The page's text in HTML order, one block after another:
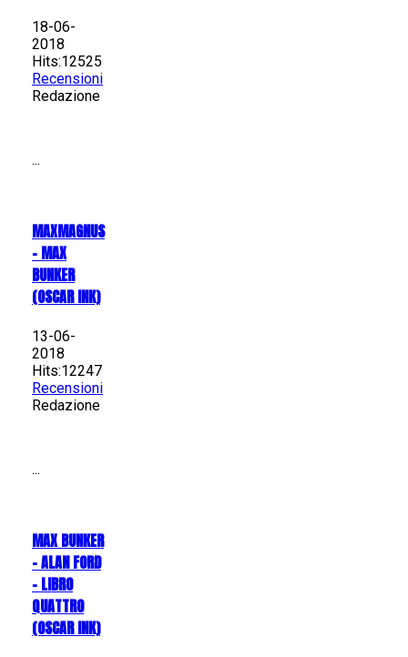
18-06-
2018
Hits:12525
Recensioni
Redazione
...
MAXMAGNUS
– MAX
BUNKER
(OSCAR INK)
13-06-
2018
Hits:12247
Recensioni
Redazione
...
MAX BUNKER
– ALAN FORD
– LIBRO
QUATTRO
(OSCAR INK)